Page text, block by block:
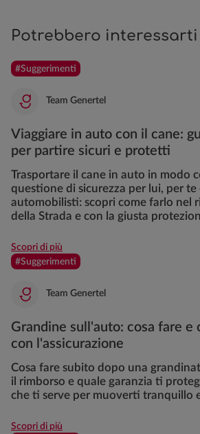
Potrebbero interessarti
#Suggerimenti
Team Genertel
Viaggiare in auto con il cane:
per partire sicuri e protetti
Trasportare il cane in auto in modo
questione di sicurezza per lui, per te
automobilisti: scopri come farlo nel
della Strada e con la giusta
Scopri di più
#Suggerimenti
Team Genertel
Grandine sull'auto: cosa fare e
con l'assicurazione
Cosa fare subito dopo una
il rimborso e quale garanzia ti
che ti serve per muoverti tranquillo
Scopri di più